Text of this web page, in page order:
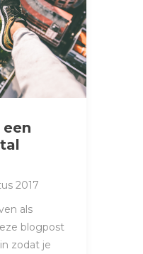
2017
als
blogpost
zodat je